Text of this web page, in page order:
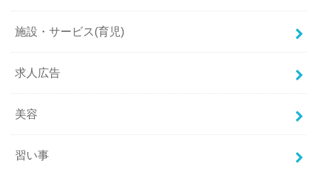
施設・サービス(育児)
求人広告
美容
習い事